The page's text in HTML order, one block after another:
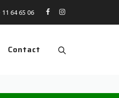
11 64 65 06
Contact